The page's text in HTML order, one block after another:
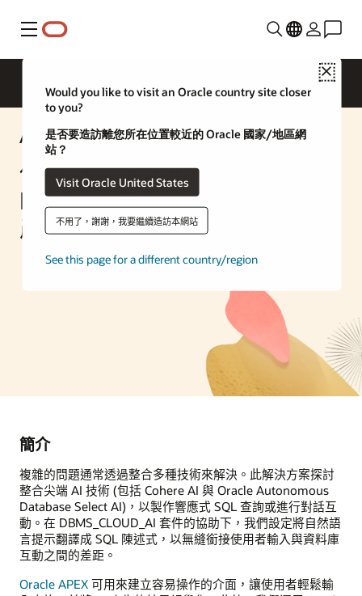
功能表
Close
Would you like to visit an Oracle country site closer
to you?
是否要造訪離您所在位置較近的 Oracle 國家/地區網
站？
Visit Oracle United States
不用了，謝謝，我要繼續造訪本網站
See this page for a different country/region
AI 解決方案
使用 Oracle Autonomous
Database Select AI 從自然語言
產生 SQL 查詢
簡介
複雜的問題通常透過整合多種技術來解決。此解決方案探討
整合尖端 AI 技術 (包括 Cohere AI 與 Oracle Autonomous
Database Select AI)，以製作響應式 SQL 查詢或進行對話互
動。在 DBMS_CLOUD_AI 套件的協助下，我們設定將自然語
言提示翻譯成 SQL 陳述式，以無縫銜接使用者輸入與資料庫
互動之間的差距。
Oracle APEX 可用來建立容易操作的介面，讓使用者輕鬆輸